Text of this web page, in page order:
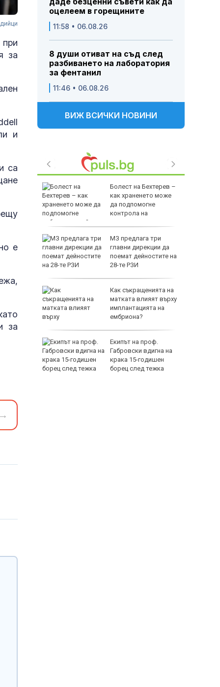
за
и
са
е
за
оцелеем в горещините
11:58 • 06.08.26
8 души отиват на съд след
разбиването на лаборатория
за фентанил
11:46 • 06.08.26
ВИЖ ВСИЧКИ НОВИНИ
през
Болест на Бехтерев –
как храненето може
да подпомогне
контрола на
заболяването?
МЗ предлага три
главни дирекции да
поемат дейностите на
28-те РЗИ
Как съкращенията на
матката влияят върху
имплантацията на
ембриона?
Екипът на проф.
Габровски вдигна на
крака 15-годишен
борец след тежка